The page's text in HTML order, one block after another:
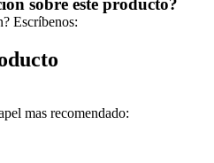
sobre este producto?
Escríbenos:
mas recomendado: